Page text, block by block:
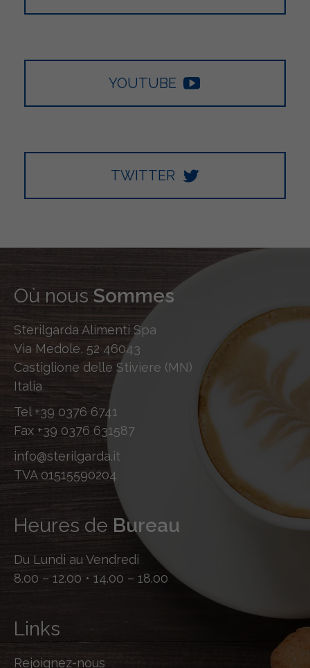
YOUTUBE
TWITTER
Où nous Sommes
Sterilgarda Alimenti Spa
Via Medole, 52 46043
Castiglione delle Stiviere (MN)
Italia
Tel +39 0376 6741
Fax +39 0376 631587
info@sterilgarda.it
TVA 01515590204
Heures de Bureau
Du Lundi au Vendredi
8.00 – 12.00 • 14.00 – 18.00
Links
Rejoignez-nous